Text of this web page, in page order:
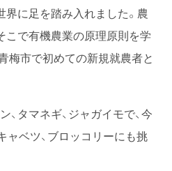
界に足を踏み入れました。農
こで有機農業の原理原則を学
梅市で初めての新規就農者と
タマネギ、ジャガイモで、今
ャベツ、ブロッコリーにも挑